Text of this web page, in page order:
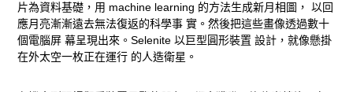
片為資料基礎，用 machine learning 的方法生成新月相圖， 以回
應月亮漸漸遠去無法復返的科學事 實。然後把這些畫像透過數十
個電腦屏 幕呈現出來。Selenite 以巨型圓形裝置 設計，就像懸掛
在外太空一枚正在運行 的人造衛星。